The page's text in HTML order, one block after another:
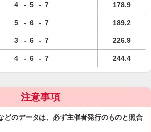
4 - 5 - 7 178.9
5 - 6 - 7 189.2
3 - 6 - 7 226.9
4 - 6 - 7 244.4
注意事項
どのデータは、必ず主催者発行のものと照合